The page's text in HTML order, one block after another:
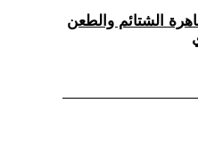
الشتائم والطعن